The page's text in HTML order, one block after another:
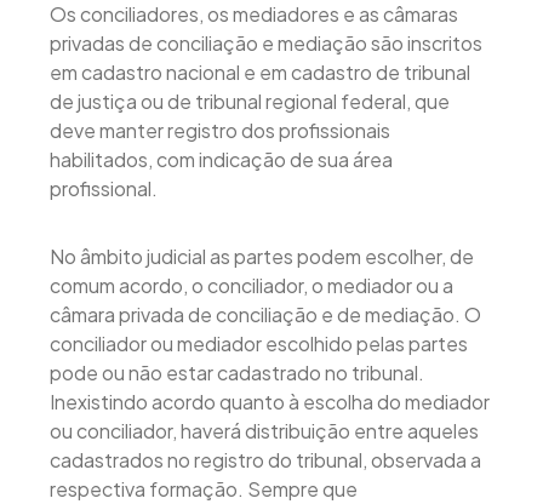
Os conciliadores, os mediadores e as câmaras
privadas de conciliação e mediação são inscritos
em cadastro nacional e em cadastro de tribunal
de justiça ou de tribunal regional federal, que
deve manter registro dos profissionais
habilitados, com indicação de sua área
profissional.
No âmbito judicial as partes podem escolher, de
comum acordo, o conciliador, o mediador ou a
câmara privada de conciliação e de mediação. O
conciliador ou mediador escolhido pelas partes
pode ou não estar cadastrado no tribunal.
Inexistindo acordo quanto à escolha do mediador
ou conciliador, haverá distribuição entre aqueles
cadastrados no registro do tribunal, observada a
respectiva formação. Sempre que